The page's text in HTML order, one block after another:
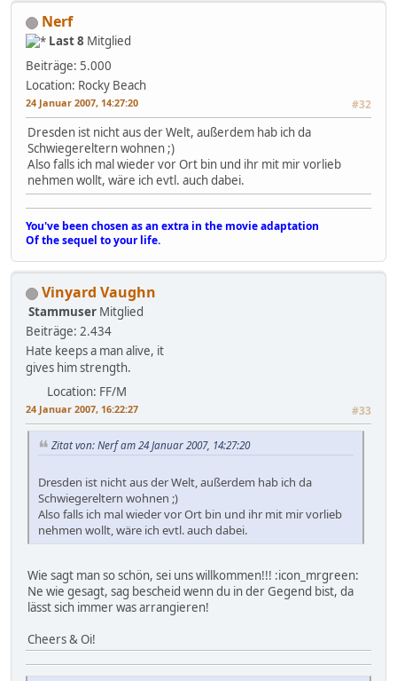
Nerf
Last 8 Mitglied
Beiträge: 5.000
Location: Rocky Beach
24 Januar 2007, 14:27:20 #32
Dresden ist nicht aus der Welt, außerdem hab ich da
Schwiegereltern wohnen ;)
Also falls ich mal wieder vor Ort bin und ihr mit mir vorlieb
nehmen wollt, wäre ich evtl. auch dabei.
You've been chosen as an extra in the movie adaptation
Of the sequel to your life.
Vinyard Vaughn
Stammuser Mitglied
Beiträge: 2.434
Hate keeps a man alive, it
gives him strength.
Location: FF/M
24 Januar 2007, 16:22:27 #33
Zitat von: Nerf am 24 Januar 2007, 14:27:20
Dresden ist nicht aus der Welt, außerdem hab ich da
Schwiegereltern wohnen ;)
Also falls ich mal wieder vor Ort bin und ihr mit mir vorlieb
nehmen wollt, wäre ich evtl. auch dabei.
Wie sagt man so schön, sei uns willkommen!!! :icon_mrgreen:
Ne wie gesagt, sag bescheid wenn du in der Gegend bist, da
lässt sich immer was arrangieren!
Cheers & Oi!